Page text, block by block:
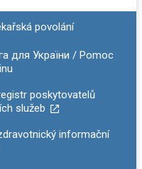
pro Věda a lékařská
povolání
pro Допомога для
для України / Pomoc
poskytovatelů
služeb
informační